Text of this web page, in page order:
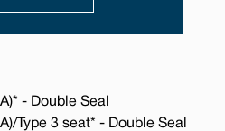
- Double Seal
Type 3 seat* - Double Seal